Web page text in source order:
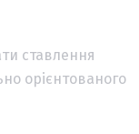
ставлення
орієнтованого